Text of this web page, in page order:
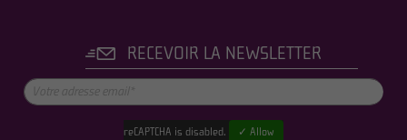
RECEVOIR LA NEWSLETTER
reCAPTCHA is disabled. ✓ Allow